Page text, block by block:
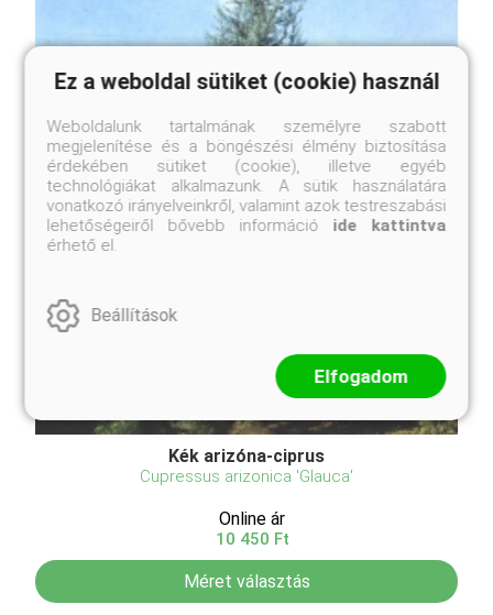
Kék arizóna-ciprus
Cupressus arizonica 'Glauca'
Online ár
10 450 Ft
Méret választás
Ez a weboldal sütiket (cookie) használ
Weboldalunk tartalmának személyre szabott
megjelenítése és a böngészési élmény biztosítása
érdekében sütiket (cookie), illetve egyéb
technológiákat alkalmazunk. A sütik használatára
vonatkozó irányelveinkről, valamint azok testreszabási
lehetőségeiről bővebb információ ide kattintva
érhető el.
Beállítások
Elfogadom